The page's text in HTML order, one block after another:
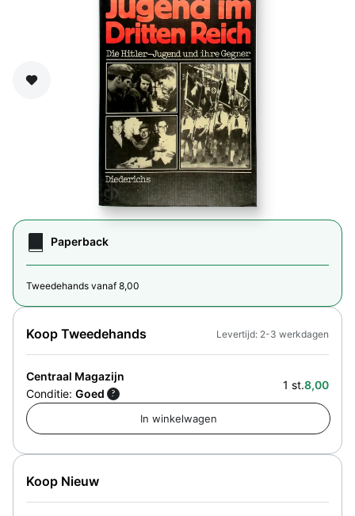
Zet op verlanglijst
Paperback
Tweedehands vanaf 8,00
Koop Tweedehands
Centraal Magazijn
Conditie: Goed ?
1 st.8,00
Levertijd: 2-3 werkdagen
Koop Nieuw